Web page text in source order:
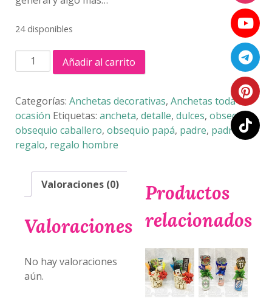
24 disponibles
HOMBRE
COLILARGA
Añadir al carrito
Categorías: Anchetas decorativas, Anchetas toda
ocasión Etiquetas: ancheta, detalle, dulces, obsequio,
obsequio caballero, obsequio papá, padre, padres,
regalo, regalo hombre
Valoraciones (0)
Valoraciones
No hay valoraciones
aún.
Productos
relacionados